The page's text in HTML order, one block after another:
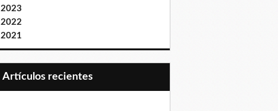
2023
2022
2021
Artículos recientes